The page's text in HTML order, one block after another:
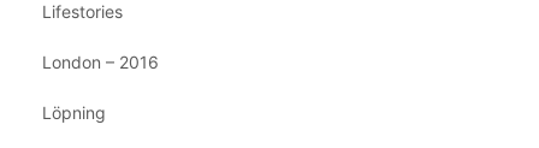
Lifestories
London – 2016
Löpning